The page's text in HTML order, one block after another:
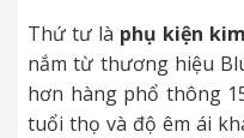
Thứ tư là phụ kiện
nắm từ thương hiệu
hơn hàng phổ thông
tuổi thọ và độ êm ái